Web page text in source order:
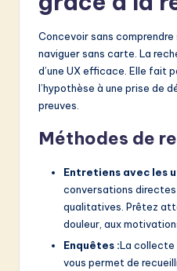
o
Concevoir sans
naviguer sans carte. La
d’une UX efficace. Elle fait
l’hypothèse à une prise de
preuves.
Méthodes de
Entretiens avec les
conversations
qualitatives. Prêtez
douleur, aux
Enquêtes :La collecte
vous permet de